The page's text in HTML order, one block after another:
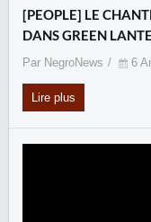
[PEOPLE] LE
DANS GREEN
Par NegroNews 6
Lire plus